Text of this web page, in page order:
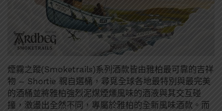
煙霧之蹤(Smoketrails)系列酒款皆由雅柏最可靠的吉祥
物 – Shortie 親自選桶，尋覓全球各地最特別與最完美
的酒桶並將雅柏強烈泥煤煙燻風味的酒液與其交互碰
撞，激盪出全然不同，專屬於雅柏的全新風味酒款。而